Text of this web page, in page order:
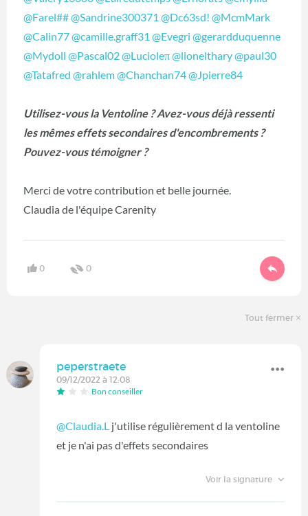
@Farel##@Sandrine300371 @Dc63sd! @McmMark
@Calin77@camille.graff31 @Evegri @gerardduquenne
@Mydoll @Pascal02@Lucioleπ@lionelthary@paul30
@Tatafred @rahlem@Chanchan74@Jpierre84
Utilisez-vous la Ventoline ? Avez-vous déjà ressenti
les mêmes effets secondaires d'encombrements ?
Pouvez-vous témoigner ?
Merci de votre contribution et belle journée.
Claudia de l'équipe Carenity
0 0
Tout fermer
peperstraete
09/12/2022 à 12:08
Bon conseiller
@Claudia.L j'utilise régulièrement d la ventoline
et je n'ai pas d'effets secondaires
Voir la signature